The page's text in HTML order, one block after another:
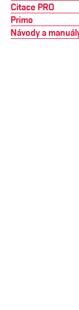
Citace PRO
Primo
Návody a